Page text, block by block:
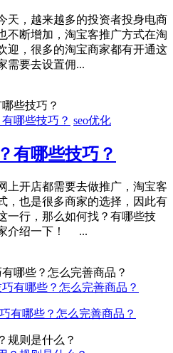
，越来越多的投资者投身电商
不断增加，淘宝客推广方式在淘
迎，很多的淘宝商家都有开通这
需要去设置佣...
些技巧？
seo优化
有哪些技巧？
开店都需要去做推广，淘宝客
，也是很多商家的选择，因此有
一行，那么如何找？有哪些技
介绍一下！ ...
哪些？怎么完善商品？
有哪些？怎么完善商品？
规则是什么？